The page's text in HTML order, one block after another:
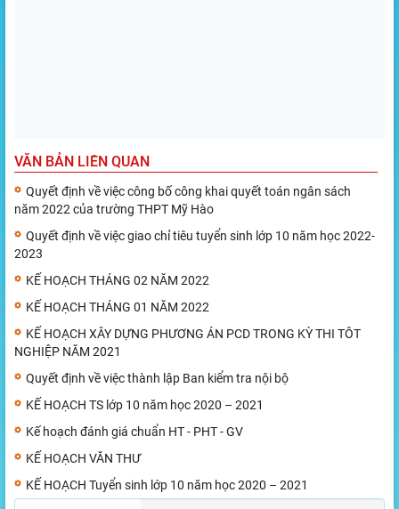
VĂN BẢN LIÊN QUAN
Quyết định về việc công bố công khai quyết toán ngân sách
năm 2022 của trường THPT Mỹ Hào
Quyết định về việc giao chỉ tiêu tuyển sinh lớp 10 năm học 2022-
2023
KẾ HOẠCH THÁNG 02 NĂM 2022
KẾ HOẠCH THÁNG 01 NĂM 2022
KẾ HOẠCH XÂY DỰNG PHƯƠNG ÁN PCD TRONG KỲ THI TÔT
NGHIỆP NĂM 2021
Quyết định về việc thành lập Ban kiểm tra nội bộ
KẾ HOẠCH TS lớp 10 năm học 2020 – 2021
Kế hoạch đánh giá chuẩn HT - PHT - GV
KẾ HOẠCH VĂN THƯ
KẾ HOẠCH Tuyển sinh lớp 10 năm học 2020 – 2021